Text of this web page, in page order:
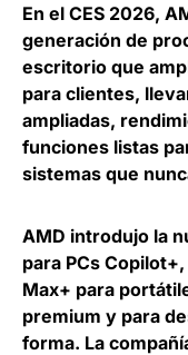
En el CES 2026,
generación de
escritorio que
para clientes,
ampliadas,
funciones listas
sistemas que
AMD introdujo la
para PCs
Max+ para
premium y para
forma. La